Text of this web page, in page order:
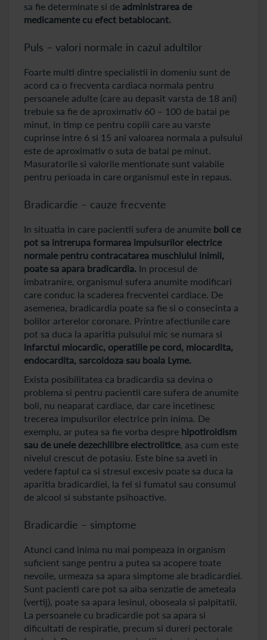
sa fie determinate si de administrarea de
medicamente cu efect betablocant.
Puls – valori normale in cazul adultilor
Foarte multi dintre specialistii in domeniu sunt de
acord ca o frecventa cardiaca normala pentru
persoanele adulte (care au depasit varsta de 18 ani)
trebuie sa fie de aproximativ 60 – 100 de batai pe
minut, in timp ce pentru copiii care au varste
cuprinse intre 6 si 15 ani valoarea normala a pulsului
este de aproximativ o suta de batai pe minut.
Masuratorile si valorile mentionate sunt valabile
pentru perioada in care organismul este in repaus.
Bradicardie – cauze frecvente
In situatia in care pacientii sufera de anumite boli ce
pot sa intrerupa formarea impulsurilor electrice
normale pentru contracatarea muschiului inimii,
poate sa apara bradicardia. In procesul de
imbatranire, organismul sufera anumite modificari
care conduc la scaderea frecventei cardiace. De
asemenea, bradicardia poate sa fie si o consecinta a
bolilor arterelor coronare. Printre afectiunile care
pot sa duca la aparitia pulsului mic se numara si
infarctul miocardic, operatiile pe cord, miocardita,
endocardita, sarcoidoza sau boala Lyme.
Exista posibilitatea ca bradicardia sa devina o
problema si pentru pacientii care sufera de anumite
boli, nu neaparat cardiace, dar care incetinesc
trecerea impulsurilor electrice prin inima. De
exemplu, ar putea sa fie vorba despre hipotiroidism
sau de unele dezechilibre electrolitice, asa cum este
nivelul crescut de potasiu. Este bine sa aveti in
vedere faptul ca si stresul excesiv poate sa duca la
aparitia bradicardiei, la fel si fumatul sau consumul
de alcool si substante psihoactive.
Bradicardie – simptome
Atunci cand inima nu mai pompeaza in organism
suficient sange pentru a putea sa acopere toate
nevoile, urmeaza sa apara simptome ale bradicardiei.
Sunt pacienti care pot sa aiba senzatie de ameteala
(vertij), poate sa apara lesinul, oboseala si palpitatii.
La persoanele cu bradicardie pot sa apara si
dificultati de respiratie, precum si dureri pectorale